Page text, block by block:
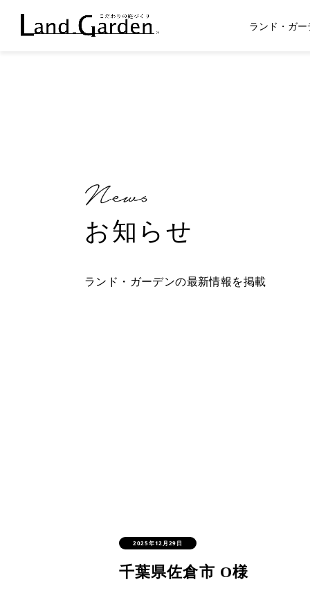
ランド・ガ
お知らせ
ランド・ガーデンの最新情報を掲載
2025年12月29日
千葉県佐倉市 O様